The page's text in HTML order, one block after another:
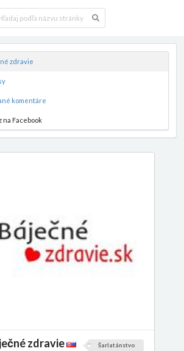
zdravie
komentáre
na Facebook
zdravie Šarlatánstvo